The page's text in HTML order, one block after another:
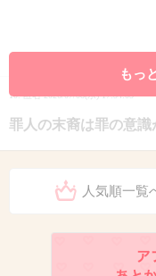
10. 匿名2026/07/08(水) 17:54:05
罪人の末裔は罪の意識
2026/07/08(水) 17:54:28
日本の司法って
もっ
人気順一覧